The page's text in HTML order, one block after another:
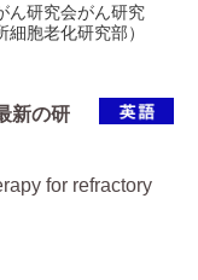
ん研究会がん研究
細胞老化研究部
新の研
for refractory